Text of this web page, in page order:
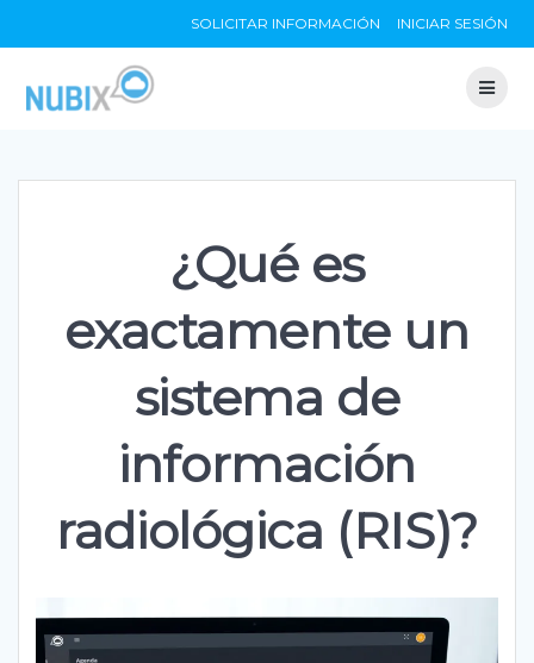
to
SOLICITAR INFORMACIÓN INICIAR SESIÓN
¿Qué es
exactamente un
sistema de
información
radiológica (RIS)?